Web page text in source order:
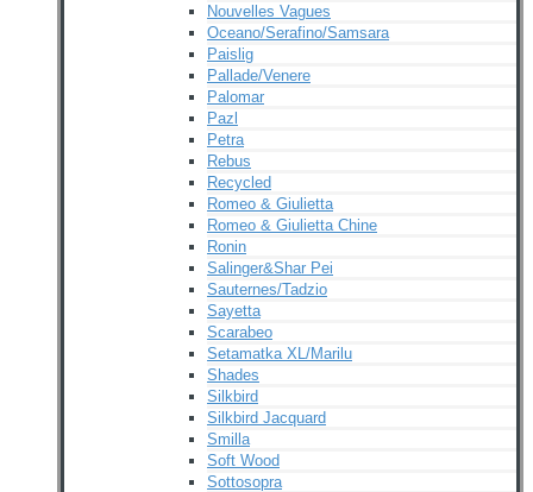
Nouvelles Vagues
Oceano/Serafino/Samsara
Paislig
Pallade/Venere
Palomar
Pazl
Petra
Rebus
Recycled
Romeo & Giulietta
Romeo & Giulietta Chine
Ronin
Salinger&Shar Pei
Sauternes/Tadzio
Sayetta
Scarabeo
Setamatka XL/Marilu
Shades
Silkbird
Silkbird Jacquard
Smilla
Soft Wood
Sottosopra